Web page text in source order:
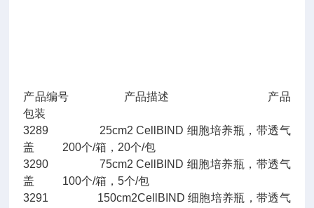
产品编号 产品描述 产品
包装
3289 25cm2 CellBIND 细胞培养瓶，带透气
盖 200个/箱，20个/包
3290 75cm2 CellBIND 细胞培养瓶，带透气
盖 100个/箱，5个/包
3291 150cm2CellBIND 细胞培养瓶，带透气